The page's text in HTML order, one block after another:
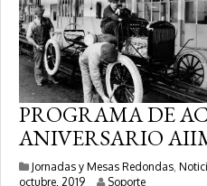
PROGRAMA DE
ANIVERSARIO
Jornadas y Mesas Redondas,
octubre, 20191
Soporte